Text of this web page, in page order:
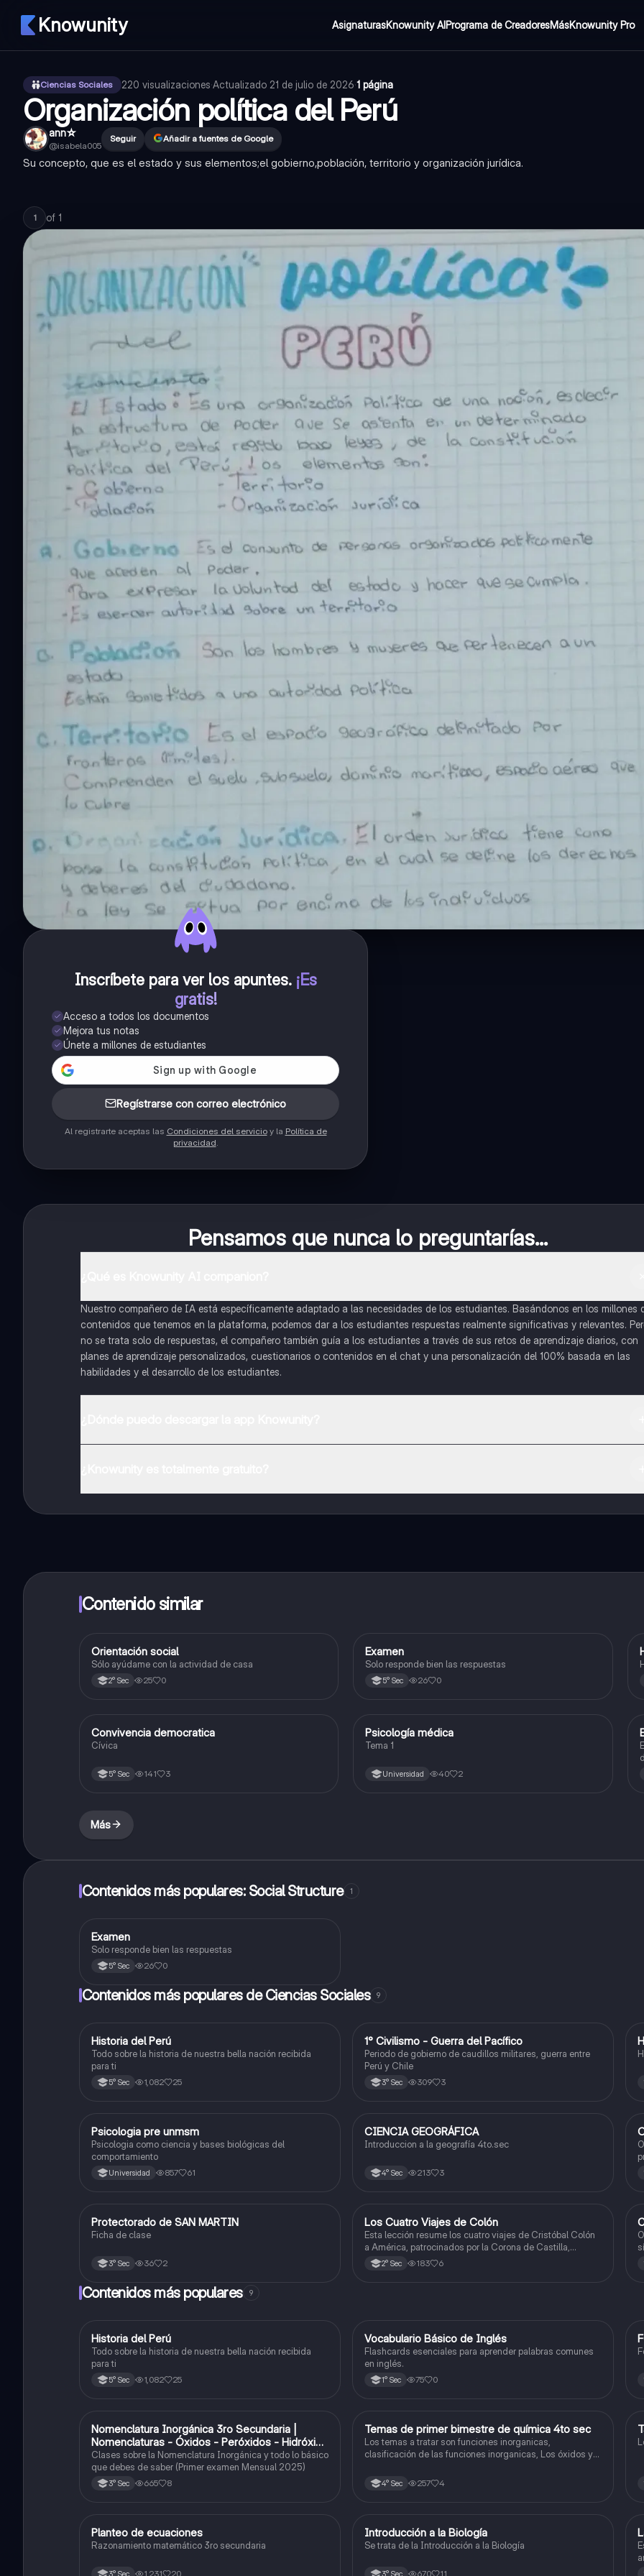
Knowunity AsignaturasKnowunity AIPrograma de CreadoresMásKnowunity Pro
Ciencias Sociales 220 visualizaciones·Actualizado 21 de julio de 2026·1 página
Organización política del Perú
ann☆
@isabela005
Seguir Añadir a fuentes de Google
Su concepto, que es el estado y sus elementos;el gobierno,población, territorio y organización jurídica.
1 of 1
Inscríbete para ver los apuntes. ¡Es
gratis!
Acceso a todos los documentos
Mejora tus notas
Únete a millones de estudiantes
Regístrarse con correo electrónico
Al registrarte aceptas las Condiciones del servicioy la Política de
privacidad.
Pensamos que nunca lo preguntarías...
Nuestro compañero de IA está específicamente adaptado a las necesidades de los estudiantes. Basándonos en los millones
contenidos que tenemos en la plataforma, podemos dar a los estudiantes respuestas realmente significativas y relevantes.
no se trata solo de respuestas, el compañero también guía a los estudiantes a través de sus retos de aprendizaje diarios, con
planes de aprendizaje personalizados, cuestionarios o contenidos en el chat y una personalización del 100% basada en las
habilidades y el desarrollo de los estudiantes.
inmeditamente. Puedes ganar dinero utilizando la aplicación, que te permitirá acceder a determinadas funciones.
Contenido similar
Desarrollo Personal, Ciudadanía y Cívica
Orientación social
Sólo ayúdame con la actividad de casa
2° Sec 25 0
Matemáticas
Examen
Solo responde bien las respuestas
5° Sec 26 0
Desarrollo Personal, Ciudadanía y Cívica
Convivencia democratica
Cívica
5° Sec 141 3
Desarrollo Personal, Ciudadanía y Cívica
Psicología médica
Tema 1
Universidad 40 2
Más
Contenidos más populares: Social Structure 1
Matemáticas
Examen
Solo responde bien las respuestas
5° Sec 26 0
Contenidos más populares de Ciencias Sociales 9
Ciencias Sociales
Historia del Perú
Todo sobre la historia de nuestra bella nación recibida
para ti
5° Sec 1,082 25
Ciencias Sociales
1° Civilismo - Guerra del Pacífico
Periodo de gobierno de caudillos militares, guerra entre
Perú y Chile
3° Sec 309 3
Ciencias Sociales
Psicologia pre unmsm
Psicologia como ciencia y bases biológicas del
comportamiento
Universidad 857 61
Ciencias Sociales
CIENCIA GEOGRÁFICA
Introduccion a la geografía 4to.sec
4° Sec 213 3
Ciencias Sociales
Protectorado de SAN MARTIN
Ficha de clase
3° Sec 36 2
Ciencias Sociales
Los Cuatro Viajes de Colón
Esta lección resume los cuatro viajes de Cristóbal Colón
a América, patrocinados por la Corona de Castilla,
destacando sus objetivos, rutas y descubrimientos.
2° Sec 183 6
Contenidos más populares 9
Ciencias Sociales
Historia del Perú
Todo sobre la historia de nuestra bella nación recibida
para ti
5° Sec 1,082 25
VInglés
Vocabulario Básico de Inglés
Flashcards esenciales para aprender palabras comunes
en inglés.
1° Sec 75 0
Química
Nomenclatura Inorgánica 3ro Secundaria |
Nomenclaturas - Óxidos - Peróxidos - Hidróxido
o Bases
Clases sobre la Nomenclatura Inorgánica y todo lo básico
que debes de saber (Primer examen Mensual 2025)
3° Sec 665 8
Química
Temas de primer bimestre de química 4to sec
Los temas a tratar son funciones inorganicas,
clasificación de las funciones inorganicas, Los óxidos y
4° Sec 257 4
Matemáticas
Planteo de ecuaciones
Razonamiento matemático 3ro secundaria
1,231 20
Biología
Introducción a la Biología
Se trata de la Introducción a la Biología
670 11